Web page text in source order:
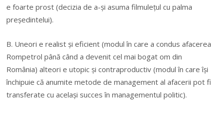
e foarte prost (decizia de a-și asuma filmulețul cu palma
președintelui).
B. Uneori e realist și eficient (modul în care a condus afacerea
Rompetrol până când a devenit cel mai bogat om din
România) alteori e utopic și contraproductiv (modul în care își
închipuie că anumite metode de management al afacerii pot fi
transferate cu același succes în managementul politic).